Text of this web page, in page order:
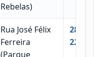
Rebelas)
Rua José Félix
Ferreira
(Parque
2830-
222